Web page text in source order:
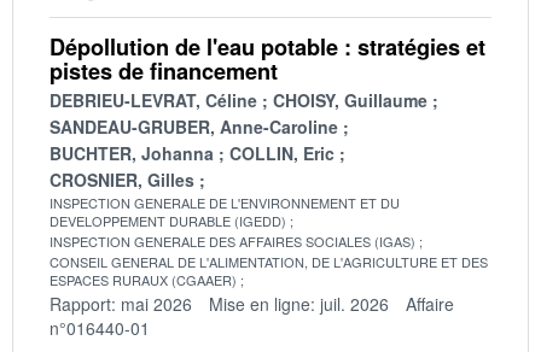
Dépollution de l'eau potable : stratégies et
pistes de financement
DEBRIEU-LEVRAT, Céline
CHOISY, Guillaume
SANDEAU-GRUBER, Anne-Caroline
BUCHTER, Johanna
COLLIN, Eric
CROSNIER, Gilles
INSPECTION GENERALE DE L'ENVIRONNEMENT ET DU
DEVELOPPEMENT DURABLE (IGEDD)
INSPECTION GENERALE DES AFFAIRES SOCIALES (IGAS)
CONSEIL GENERAL DE L'ALIMENTATION, DE L'AGRICULTURE ET DES
ESPACES RURAUX (CGAAER)
Rapport: mai 2026 Mise en ligne: juil. 2026
Affaire
n°016440-01